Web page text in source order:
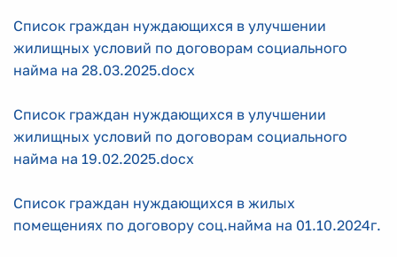
Список граждан нуждающихся в улучшении
жилищных условий по договорам социального
найма на 28.03.2025.docx
Список граждан нуждающихся в улучшении
жилищных условий по договорам социального
найма на 19.02.2025.docx
Список граждан нуждающихся в жилых
помещениях по договору соц.найма на 01.10.2024г.